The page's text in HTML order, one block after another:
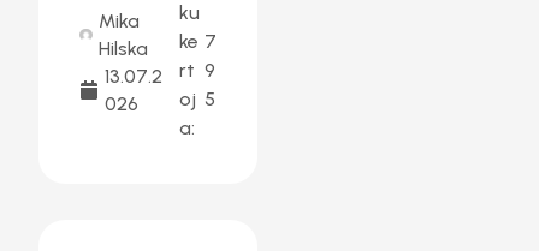
Mika
Hilska
13.07.2
026
ku
ke
rt
oj
a:
7
9
5